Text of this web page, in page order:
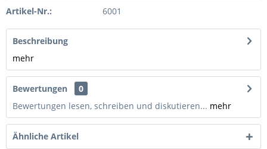
Artikel-Nr.: 6001
Beschreibung
mehr
Bewertungen
0
Bewertungen lesen, schreiben und diskutieren... mehr
Ähnliche Artikel